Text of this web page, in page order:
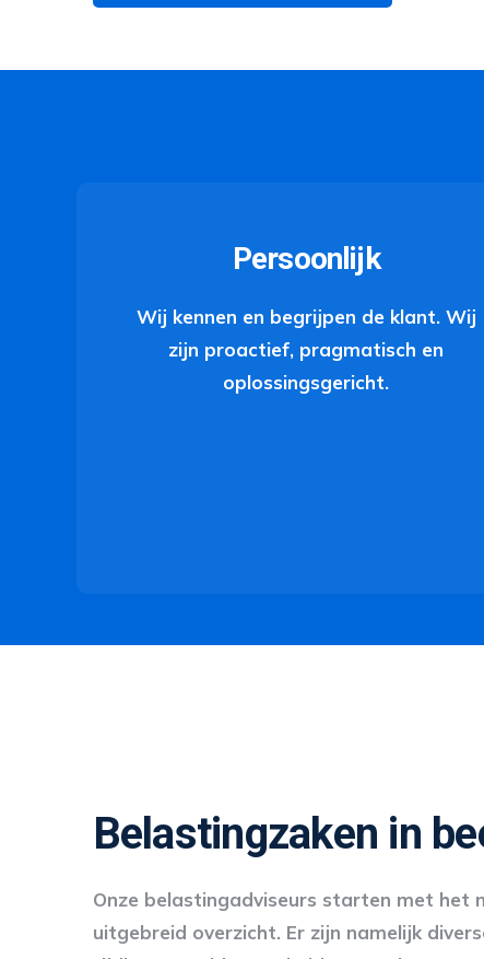
Persoonlijk
Wij kennen en begrijpen de klant. Wij
zijn proactief, pragmatisch en
oplossingsgericht.
Belastingzaken in
Onze belastingadviseurs starten met het
uitgebreid overzicht. Er zijn namelijk